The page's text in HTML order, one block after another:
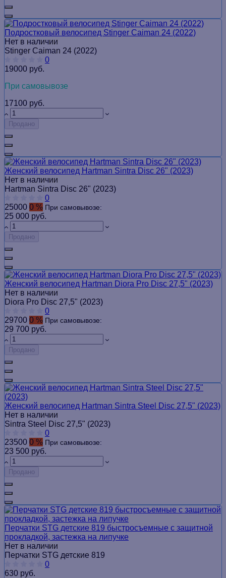
Подростковый велосипед Stinger Caiman 24 (2022)
Нет в наличии
Stinger Caiman 24 (2022)
0
19000 руб.
При самовывозе
17100 руб.
Продано
Женский велосипед Hartman Sintra Disc 26" (2023)
Нет в наличии
Hartman Sintra Disc 26" (2023)
0
25000 0 % При самовывозе:
25 000 руб.
Продано
Женский велосипед Hartman Diora Pro Disc 27,5" (2023)
Нет в наличии
Diora Pro Disc 27,5" (2023)
0
29700 0 % При самовывозе:
29 700 руб.
Продано
Женский велосипед Hartman Sintra Steel Disc 27,5" (2023)
Нет в наличии
Sintra Steel Disc 27,5" (2023)
0
23500 0 % При самовывозе:
23 500 руб.
Продано
Перчатки STG детские 819 быстросъемные с защитной
прокладкой, застежка на липучке
Нет в наличии
Перчатки STG детские 819
0
630 руб.